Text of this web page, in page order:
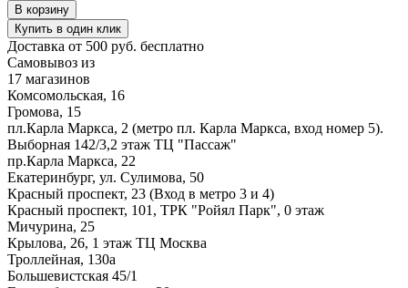
В корзину
Купить в один клик
Доставка от 500 руб. бесплатно
Самовывоз из
17 магазинов
Комсомольская, 16
Громова, 15
пл.Карла Маркса, 2 (метро пл. Карла Маркса, вход номер 5).
Выборная 142/3,2 этаж ТЦ "Пассаж"
пр.Карла Маркса, 22
Екатеринбург, ул. Сулимова, 50
Красный проспект, 23 (Вход в метро 3 и 4)
Красный проспект, 101, ТРК "Ройял Парк", 0 этаж
Мичурина, 25
Крылова, 26, 1 этаж ТЦ Москва
Троллейная, 130а
Большевистская 45/1